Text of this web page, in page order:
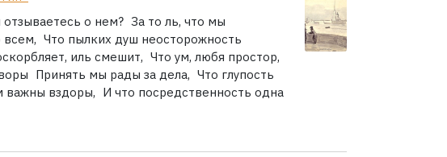
о нем? За то ль, что мы
Что пылких душ неосторожность
иль смешит, Что ум, любя простор,
Принять мы рады за дела, Что глупость
вздоры, И что посредственность одна